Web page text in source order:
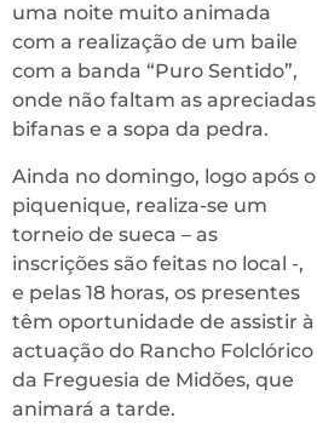
uma noite muito animada
com a realização de um baile
com a banda “Puro Sentido”,
onde não faltam as apreciadas
bifanas e a sopa da pedra.
Ainda no domingo, logo após o
piquenique, realiza-se um
torneio de sueca – as
inscrições são feitas no local -,
e pelas 18 horas, os presentes
têm oportunidade de assistir à
actuação do Rancho Folclórico
da Freguesia de Midões, que
animará a tarde.